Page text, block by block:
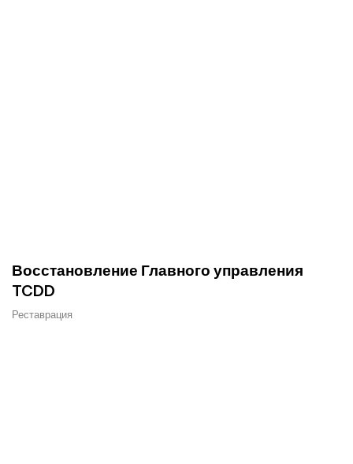
Восстановление Главного управления
TCDD
Реставрация